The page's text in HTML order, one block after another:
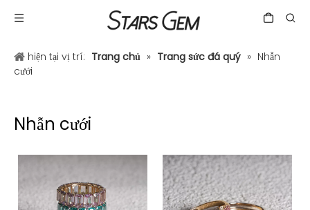
hiện tại vị trí: Trang chủ » Trang sức đá quý » Nhẫn
cưới
Nhẫn cưới